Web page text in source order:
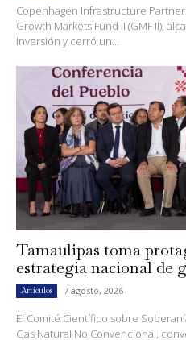
Copenhagen Infrastructure
Growth Markets Fund II (GMF II),
Inversión y cerró un...
Tamaulipas toma
estrategia nacional de
Artículos 7 agosto, 2026
El Comité Científico sobre
Gas Natural No Convencional,